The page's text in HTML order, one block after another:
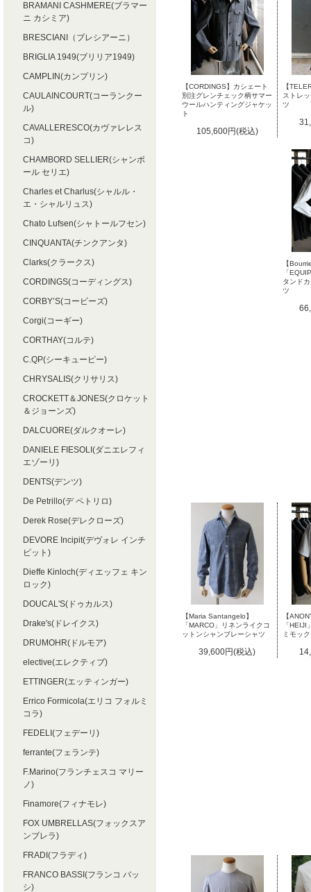
【CORDINGS】カシェート
別注グレンチェック柄サマー
ウールハンティングジャケッ
ト
105,600円(税込)
【
ストレ
ツ
【
「
タンド
ツ
【Maria Santangelo】
「MARCO」リネンライクコ
ットンシャンブレーシャツ
39,600円(税込)
【
「HEIJI
ミモッ
BRAMANI CASHMERE(ブラマー
ニ カシミア)
BRESCIANI（ブレシアーニ）
BRIGLIA 1949(ブリリア1949)
CAMPLIN(カンプリン)
CAULAINCOURT(コーランクー
ル)
CAVALLERESCO(カヴァレレス
コ)
CHAMBORD SELLIER(シャンボ
ール セリエ)
Charles et Charlus(シャルル・
エ・シャルリュス)
Chato Lufsen(シャトールフセン)
CINQUANTA(チンクアンタ)
Clarks(クラークス)
CORDINGS(コーディングス)
CORBY’S(コービーズ)
Corgi(コーギー)
CORTHAY(コルテ)
C.QP(シーキューピー)
CHRYSALIS(クリサリス)
CROCKETT＆JONES(クロケット
＆ジョーンズ)
DALCUORE(ダルクオーレ)
DANIELE FIESOLI(ダニエレフィ
エゾーリ)
DENTS(デンツ)
De Petrillo(デ ペトリロ)
Derek Rose(デレクローズ)
DEVORE Incipit(デヴォレ インチ
ピット)
Dieffe Kinloch(ディエッフェ キン
ロック)
DOUCAL'S(ドゥカルス)
Drake's(ドレイクス)
DRUMOHR(ドルモア)
elective(エレクティブ)
ETTINGER(エッティンガー)
Errico Formicola(エリコ フォルミ
コラ)
FEDELI(フェデーリ)
ferrante(フェランテ)
F.Marino(フランチェスコ マリー
ノ)
Finamore(フィナモレ)
FOX UMBRELLAS(フォックスア
ンブレラ)
FRADI(フラディ)
FRANCO BASSI(フランコ バッ
シ)